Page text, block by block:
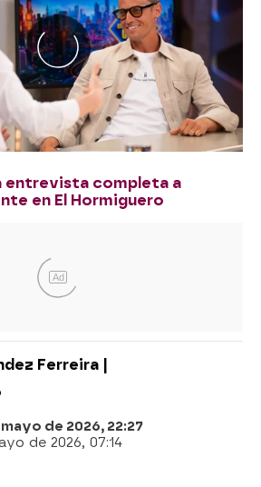
entrevista completa a
en El Hormiguero
Ad
Ferreira |
de 2026, 22:27
de 2026, 07:14